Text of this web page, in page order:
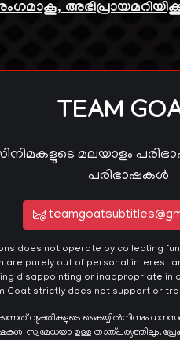
TEAM
മലയാളം
പരിഭാഷകൾ
does not operate by collecting
purely out of personal interest
disappointing or inappropriate
Goat strictly does not support or
വ്യക്തികളുടെ
സ്വമേധയാ ഉള്ള താത്പര്യത്തിലും,